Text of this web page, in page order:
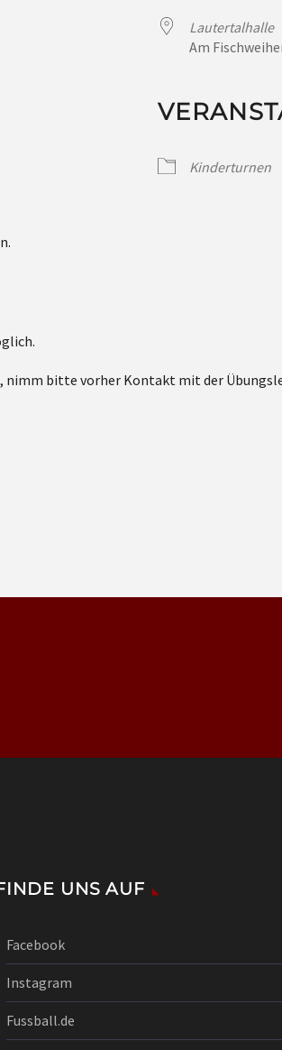
Lautertalhalle
Am
Kinderturnen
nimm bitte vorher Kontakt mit der
UNS AUF
Facebook
Instagram
Fussball.de